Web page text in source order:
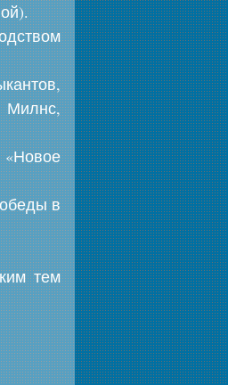
Милнс,
в
тем